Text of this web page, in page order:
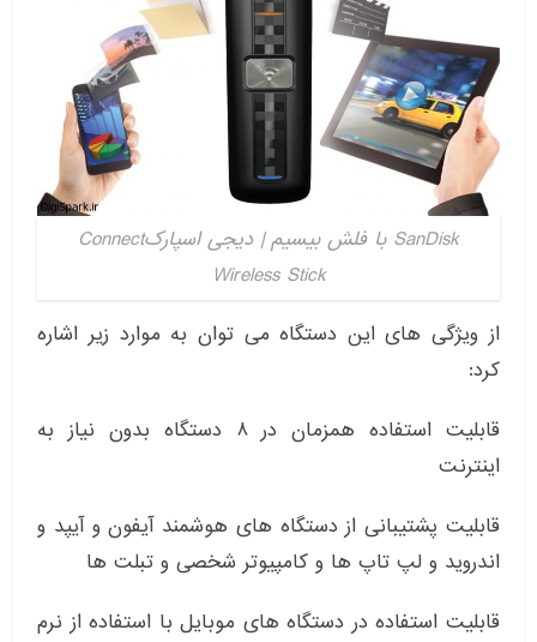
SanDisk با فلش بیسیم | دیجی اسپارکConnect
Wireless Stick
از ویژگی های این دستگاه می توان به موارد زیر اشاره
کرد:
قابلیت استفاده همزمان در ۸ دستگاه بدون نیاز به
اینترنت
قابلیت پشتیبانی از دستگاه های هوشمند آیفون و آیپد و
اندروید و لپ تاپ ها و کامپیوتر شخصی و تبلت ها
قابلیت استفاده در دستگاه های موبایل با استفاده از نرم